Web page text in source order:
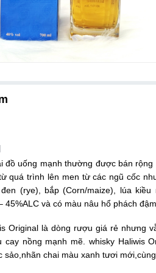
đồ uống mạnh thường được bán rộng
quá trình lên men từ các ngũ cốc
(rye), bắp (Corn/maize), lúa
45%ALC và có màu nâu hổ phách đậm.
Original là dòng rượu giá rẻ nhưng
cay nồng mạnh mẽ. whisky Haliwis
sảo,nhãn chai màu xanh tươi